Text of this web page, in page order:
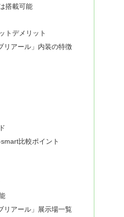
搭載可能
トデメリット
リアール」内装の特徴
比較ポイント
リアール」展示場一覧